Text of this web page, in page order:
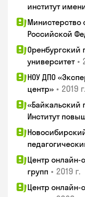
институт
Министерство
Российской
Оренбургский
университет •
НОУ ДПО
центр» • 2019 г.
«Байкальский
Институт
Центр онлайн-
групп • 2019 г.
Центр онлайн-